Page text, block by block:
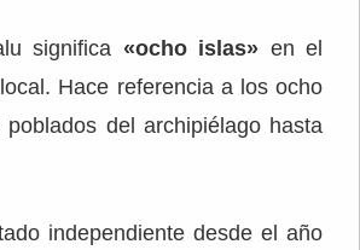
significa «ocho islas» en el
Hace referencia a los ocho
poblados del archipiélago hasta
independiente desde el año